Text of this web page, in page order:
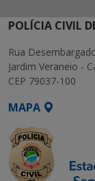
POLÍCIA CIVIL
Rua
Jardim Veraneio -
CEP 79037-100
MAPA